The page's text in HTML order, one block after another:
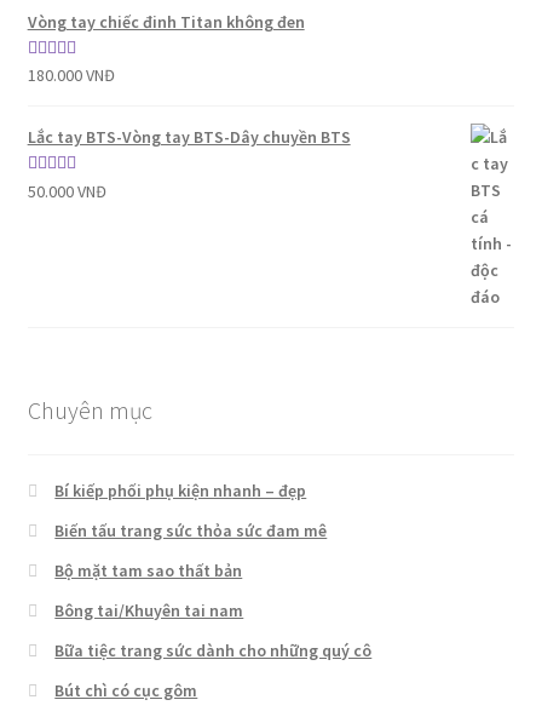
sao
Vòng tay chiếc đinh Titan không đen
Được xếp
sao
180.000VNĐ
Lắc tay BTS-Vòng tay BTS-Dây chuyền BTS
Được xếp
50.000VNĐ
Chuyên mục
Bí kiếp phối phụ kiện nhanh – đẹp
Biến tấu trang sức thỏa sức đam mê
Bộ mặt tam sao thất bản
Bông tai/Khuyên tai nam
Bữa tiệc trang sức dành cho những quý cô
Bút chì có cục gôm